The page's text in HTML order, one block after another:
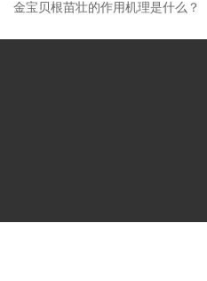
金宝贝根苗壮的作用机理是什么？